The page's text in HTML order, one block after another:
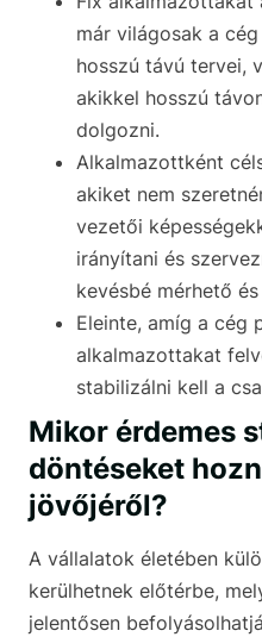
már világosak a
hosszú távú tervei,
akikkel hosszú
dolgozni.
Alkalmazottként
akiket nem
vezetői
irányítani és
kevésbé mérhető
Eleinte, amíg a cég
alkalmazottakat
stabilizálni kell a
Mikor érdemes
döntéseket
jövőjéről?
A vállalatok életében
kerülhetnek előtérbe,
jelentősen